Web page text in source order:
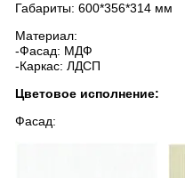
Габариты: 600*356*314 мм
Материал:
-Фасад: МДФ
-Каркас: ЛДСП
Цветовое исполнение:
Фасад: